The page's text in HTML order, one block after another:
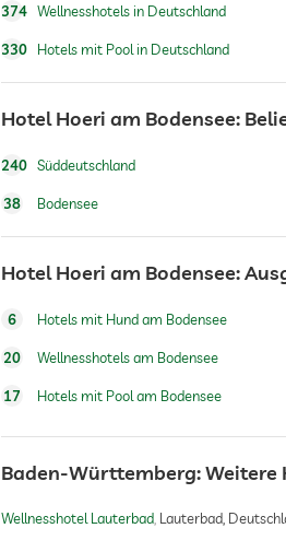
Innenpool
Wandern
Wellnessmassagen
374 Wellnesshotels in Deutschland
330 Hotels mit Pool in Deutschland
Hotel Hoeri am Bodensee:
240 Süddeutschland
38 Bodensee
Hotel Hoeri am Bodensee:
6 Hotels mit Hund am Bodensee
20 Wellnesshotels am Bodensee
17 Hotels mit Pool am Bodensee
Baden-Württemberg:
Wellnesshotel Lauterbad Lauterbad,